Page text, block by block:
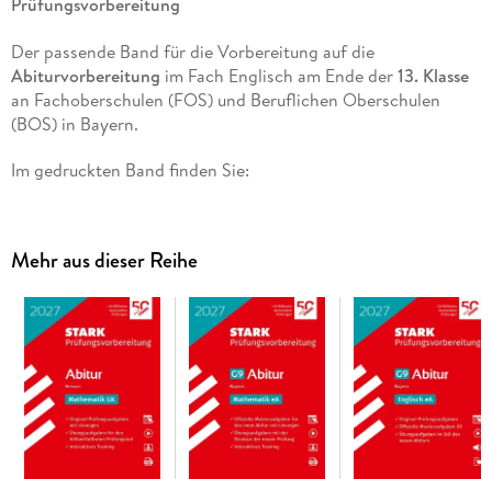
Prüfungsvorbereitung
Der passende Band für die Vorbereitung auf die
Abiturvorbereitung im Fach Englisch am Ende der13. Klasse
an Fachoberschulen (FOS) und Beruflichen Oberschulen
(BOS) in Bayern.
Im gedruckten Band finden Sie:
Gruppenprüfung)
Original-Abituraufgaben2021 bis 2025 ideal für Übung
und Simulation des Englischabiturs
Ausformulierte
Lösungen
mit Tipps zur Bearbeitung zur
Orientierung und Selbstkontrolle
Hinweise zum Ablauf der Prüfungzur Vorbereitung auf die
Prüfungssituation
Mehr aus dieser Reihe